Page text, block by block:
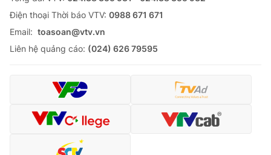
thuận bằng văn bản. Ghi rõ nguồn VTV.vn khi phát hành lại
thông tin từ website này.
Ðiện thoại Thời báo VTV: 0988 671 671
Email: toasoan@vtv.vn
Liên hệ quảng cáo: (024) 626 79595